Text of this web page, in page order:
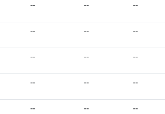
-- -- --
-- -- --
-- -- --
-- -- --
-- -- --